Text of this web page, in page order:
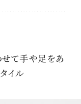
て手や足をあ
イル